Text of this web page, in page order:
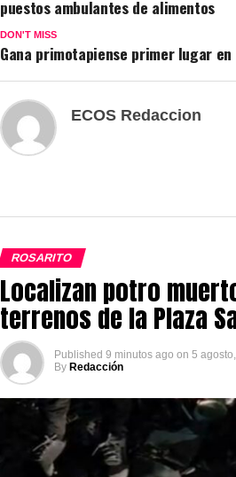
puestos ambulantes de alimentos
DON'T MISS
Gana primotapiense primer lugar
ECOS Redaccion
ROSARITO
Localizan potro
terrenos de la Plaza
Published 9 minutos ago on 5
By Redacción